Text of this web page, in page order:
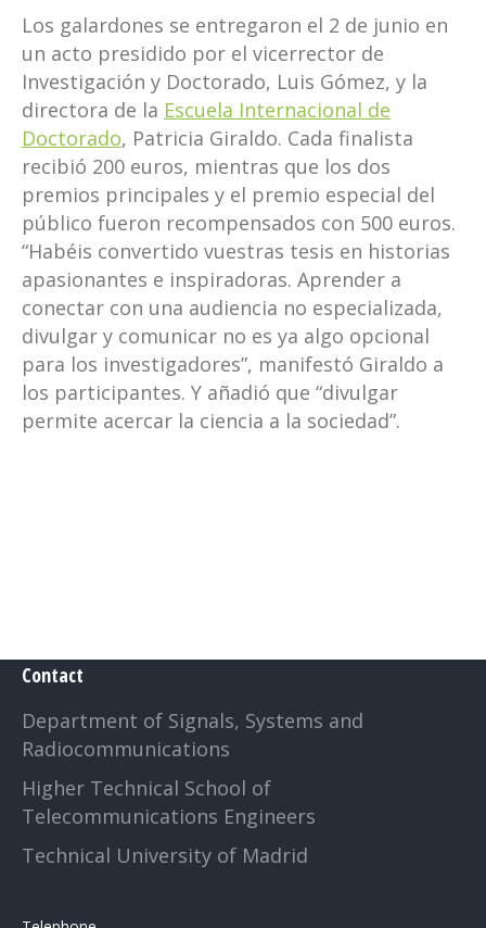
Los galardones se entregaron el 2 de junio en
un acto presidido por el vicerrector de
Investigación y Doctorado, Luis Gómez, y la
directora de la Escuela Internacional de
Doctorado, Patricia Giraldo. Cada finalista
recibió 200 euros, mientras que los dos
premios principales y el premio especial del
público fueron recompensados con 500 euros.
“Habéis convertido vuestras tesis en historias
apasionantes e inspiradoras. Aprender a
conectar con una audiencia no especializada,
divulgar y comunicar no es ya algo opcional
para los investigadores”, manifestó Giraldo a
los participantes. Y añadió que “divulgar
permite acercar la ciencia a la sociedad”.
Contact
Department of Signals, Systems and
Radiocommunications
Higher Technical School of
Telecommunications Engineers
Technical University of Madrid